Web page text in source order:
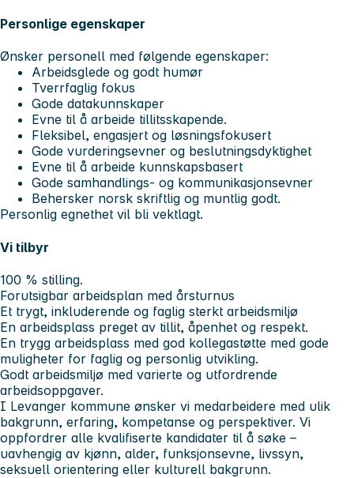
Personlige egenskaper
Ønsker personell med følgende egenskaper:
Arbeidsglede og godt humør
Tverrfaglig fokus
Gode datakunnskaper
Evne til å arbeide tillitsskapende.
Fleksibel, engasjert og løsningsfokusert
Gode vurderingsevner og beslutningsdyktighet
Evne til å arbeide kunnskapsbasert
Gode samhandlings- og kommunikasjonsevner
Behersker norsk skriftlig og muntlig godt.
Personlig egnethet vil bli vektlagt.
Vi tilbyr
100 % stilling.
Forutsigbar arbeidsplan med årsturnus
Et trygt, inkluderende og faglig sterkt arbeidsmiljø
En arbeidsplass preget av tillit, åpenhet og respekt.
En trygg arbeidsplass med god kollegastøtte med gode
muligheter for faglig og personlig utvikling.
Godt arbeidsmiljø med varierte og utfordrende
arbeidsoppgaver.
I Levanger kommune ønsker vi medarbeidere med ulik
bakgrunn, erfaring, kompetanse og perspektiver. Vi
oppfordrer alle kvalifiserte kandidater til å søke –
uavhengig av kjønn, alder, funksjonsevne, livssyn,
seksuell orientering eller kulturell bakgrunn.